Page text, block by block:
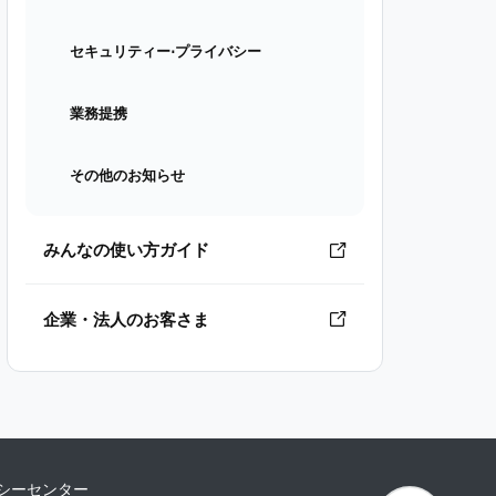
セキュリティー⋅プライバシー
業務提携
その他のお知らせ
みんなの使い方ガイド
企業・法人のお客さま
ーセンター